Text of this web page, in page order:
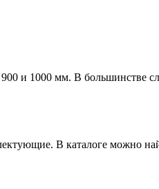
и 1000 мм. В
В каталоге можно